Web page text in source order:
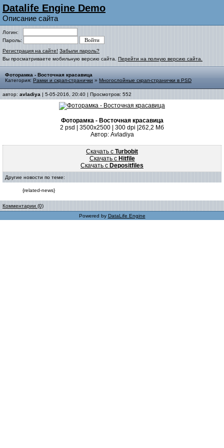
Datalife Engine Demo
Описание сайта
Логин:
Пароль:
Регистрация на сайте! Забыли пароль?
Вы просматриваете мобильную версию сайта. Перейти на полную версию сайта.
Фоторамка - Восточная красавица
Категория: Рамки и скрап-странички » Многослойные скрап-странички в PSD
автор: avladiya | 5-05-2016, 20:40 | Просмотров: 552
Фоторамка - Восточная красавица
2 psd | 3500х2500 | 300 dpi |262,2 Мб
Автор: Avladiya
Скачать с Turbobit
Скачать с Hitfile
Скачать с Depositfiles
Другие новости по теме:
{related-news}
Комментарии (0)
Powered by DataLife Engine